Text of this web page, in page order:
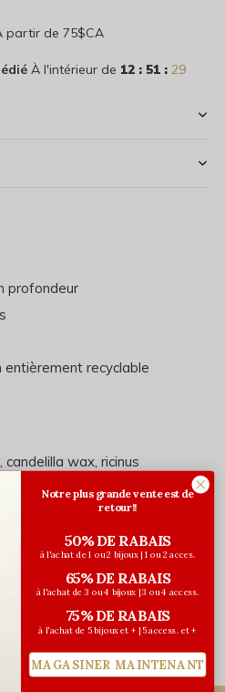
partir de 75$CA
À l'intérieur de 12 : 51 : 29
profondeur
recyclable
wax, ricinus
Notre plus grande vente est de
retour!!
50% DE RABAIS
à l'achat de 1 ou 2 bijoux | 1 ou 2 acces.
65% DE RABAIS
à l'achat de 3 ou 4 bijoux | 3 ou 4 access.
75% DE RABAIS
à l'achat de 5 bijoux et + | 5 access. et +
MAGASINER MAINTENANT